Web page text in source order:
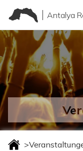
Antalya
>